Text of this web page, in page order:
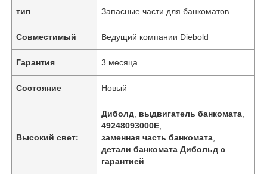
тип Запасные части для банкоматов
Совместимый Ведущий компании Diebold
Гарантия 3 месяца
Состояние Новый
Высокий свет:
Диболд выдвигатель банкомата
49248093000E
заменная часть банкомата
детали банкомата Дибольд с
гарантией